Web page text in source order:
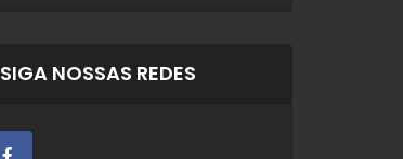
SIGA NOSSAS REDES